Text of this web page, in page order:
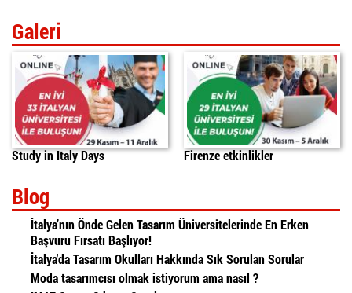
Galeri
Study in Italy Days Firenze etkinlikler
Blog
İtalya’nın Önde Gelen Tasarım Üniversitelerinde En Erken
Başvuru Fırsatı Başlıyor!
İtalya'da Tasarım Okulları Hakkında Sık Sorulan Sorular
Moda tasarımcısı olmak istiyorum ama nasıl ?